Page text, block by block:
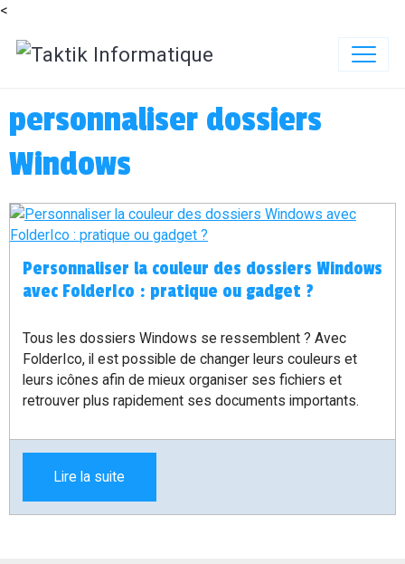
<
personnaliser dossiers
Windows
Personnaliser la couleur des dossiers Windows
avec FolderIco : pratique ou gadget ?
Tous les dossiers Windows se ressemblent ? Avec
FolderIco, il est possible de changer leurs couleurs et
leurs icônes afin de mieux organiser ses fichiers et
retrouver plus rapidement ses documents importants.
Lire la suite